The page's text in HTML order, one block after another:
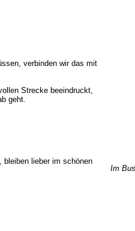
verbinden wir das mit
Strecke beeindruckt,
geht.
bleiben lieber im schönen
Im